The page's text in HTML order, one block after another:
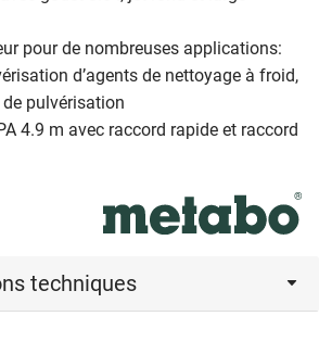
pour de nombreuses applications:
d’agents de nettoyage à froid,
pulvérisation
4.9 m avec raccord rapide et raccord
techniques